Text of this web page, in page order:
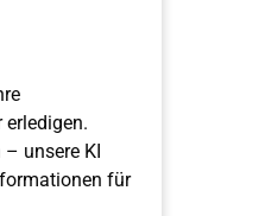
unsere KI
für